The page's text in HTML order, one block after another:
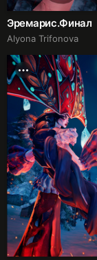
Эремарис.Финал
Alyona Trifonova